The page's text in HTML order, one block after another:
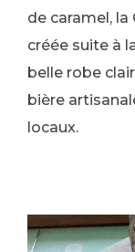
de caramel,
créée suite à
belle robe
bière
locaux.